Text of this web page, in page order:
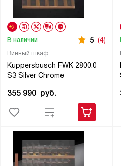
Винный шкаф
Kuppersbusch FWK 2800.0
S3 Silver Chrome
В наличии 5 (4)
355 990 руб.